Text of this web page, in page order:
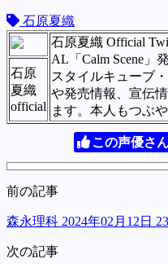
石原夏織
石原夏織 Official
AL「Calm Scene」
スタイルキューブ
や発売情報、宣伝
ます。本人もつぶや
石原
夏織
official
この声優さ
前の記事
森永理科 2024年02月12日
次の記事